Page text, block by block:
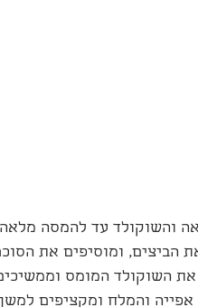
והשוקולד עד להמסה
הביצים, ומוסיפים את
השוקולד המומס
והמלח ומקציפים